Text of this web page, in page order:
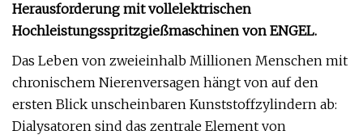
Herausforderung mit vollelektrischen
Hochleistungsspritzgießmaschinen von ENGEL.
Das Leben von zweieinhalb Millionen Menschen mit
chronischem Nierenversagen hängt von auf den
ersten Blick unscheinbaren Kunststoffzylindern ab:
Dialysatoren sind das zentrale Element von